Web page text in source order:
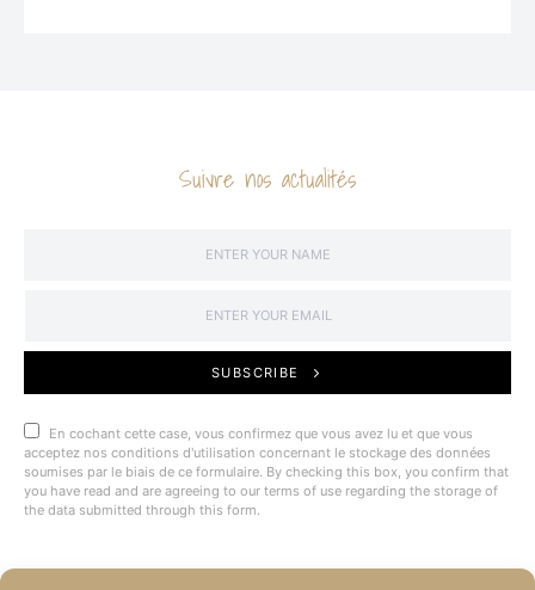
Suivre nos actualités
SUBSCRIBE
En cochant cette case, vous confirmez que vous avez lu et que vous
acceptez nos conditions d'utilisation concernant le stockage des données
soumises par le biais de ce formulaire. By checking this box, you confirm that
you have read and are agreeing to our terms of use regarding the storage of
the data submitted through this form.